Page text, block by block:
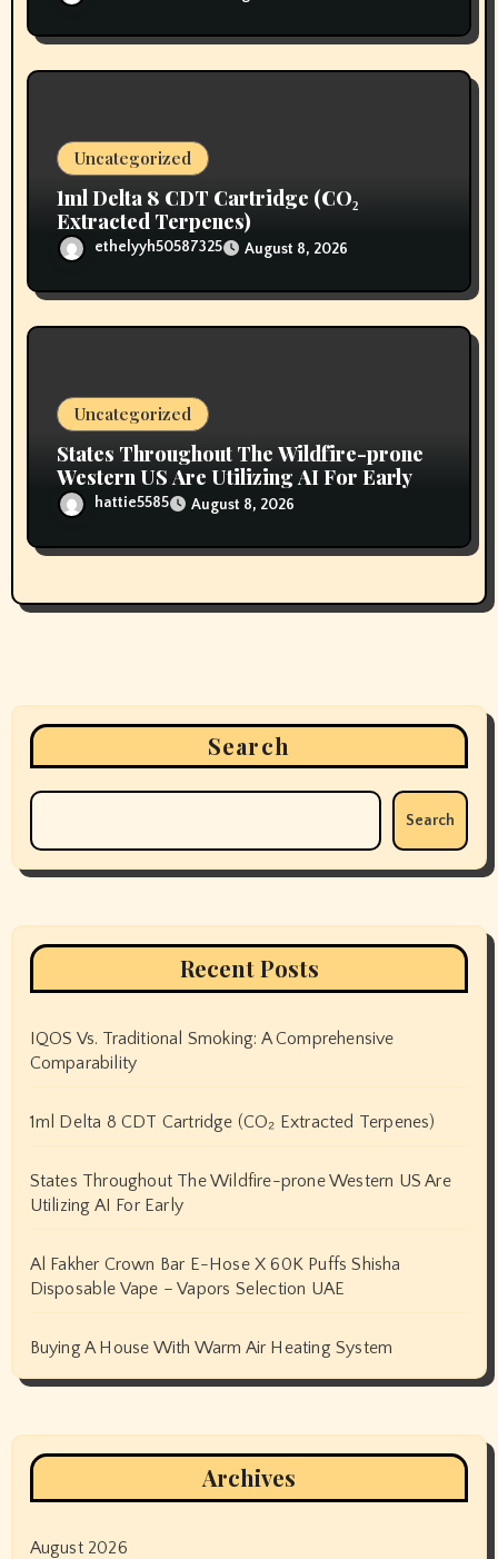
Uncategorized
1ml Delta 8 CDT Cartridge (CO₂
Extracted Terpenes)
ethelyyh50587325 August 8, 2026
Uncategorized
States Throughout The Wildfire-prone
Western US Are Utilizing AI For Early
hattie5585 August 8, 2026
Search
Search
Recent Posts
IQOS Vs. Traditional Smoking: A Comprehensive
Comparability
1ml Delta 8 CDT Cartridge (CO₂ Extracted Terpenes)
States Throughout The Wildfire-prone Western US Are
Utilizing AI For Early
Al Fakher Crown Bar E-Hose X 60K Puffs Shisha
Disposable Vape – Vapors Selection UAE
Buying A House With Warm Air Heating System
Archives
August 2026